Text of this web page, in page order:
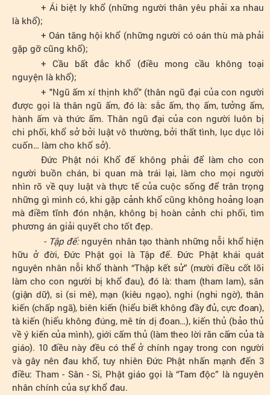
+ Ái biệt ly khổ (những người thân yêu phải xa nhau
là khổ);
+ Oán tăng hội khổ (những người có oán thù mà phải
gặp gỡ cũng khổ);
+ Cầu bất đắc khổ (điều mong cầu không toại
nguyện là khổ);
+ "Ngũ ấm xí thịnh khổ" (thân ngũ đại của con người
được gọi là thân ngũ ấm, đó là: sắc ấm, thọ ấm, tưởng ấm,
hành ấm và thức ấm. Thân ngũ đại của con người luôn bị
chi phối, khổ sở bởi luật vô thường, bởi thất tình, lục dục lôi
cuốn… làm cho khổ sở).
Đức Phật nói Khổ đế không phải để làm cho con
người buồn chán, bi quan mà trái lại, làm cho mọi người
nhìn rõ về quy luật và thực tế của cuộc sống để trân trọng
những gì mình có, khi gặp cảnh khổ cũng không hoảng loạn
mà điềm tĩnh đón nhận, không bị hoàn cảnh chi phối, tìm
phương án giải quyết cho tốt đẹp.
- Tập đế: nguyên nhân tạo thành những nỗi khổ hiện
hữu ở đời, Đức Phật gọi là Tập đế. Đức Phật khái quát
nguyên nhân nỗi khổ thành “Thập kết sử” (mười điều cốt lõi
làm cho con người bị khổ đau), đó là: tham (tham lam), sân
(giận dữ), si (si mê), mạn (kiêu ngạo), nghi (nghi ngờ), thân
kiến (chấp ngã), biên kiến (hiểu biết không đầy đủ, cực đoan),
tà kiến (hiểu không đúng, mê tín dị đoan…), kiến thủ (bảo thủ
về ý kiến của mình), giới cấm thủ (làm theo lời răn cấm của tà
giáo). 10 điều này đều có thể ở chính ngay trong con người
và gây nên đau khổ, tuy nhiên Đức Phật nhấn mạnh đến 3
điều: Tham - Sân - Si, Phật giáo gọi là “Tam độc” là nguyên
nhân chính của sự khổ đau.